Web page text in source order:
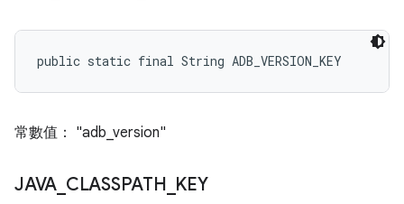
public static final String ADB_VERSION_KEY
常數值： "adb_version"
JAVA CLASSPATH KEY